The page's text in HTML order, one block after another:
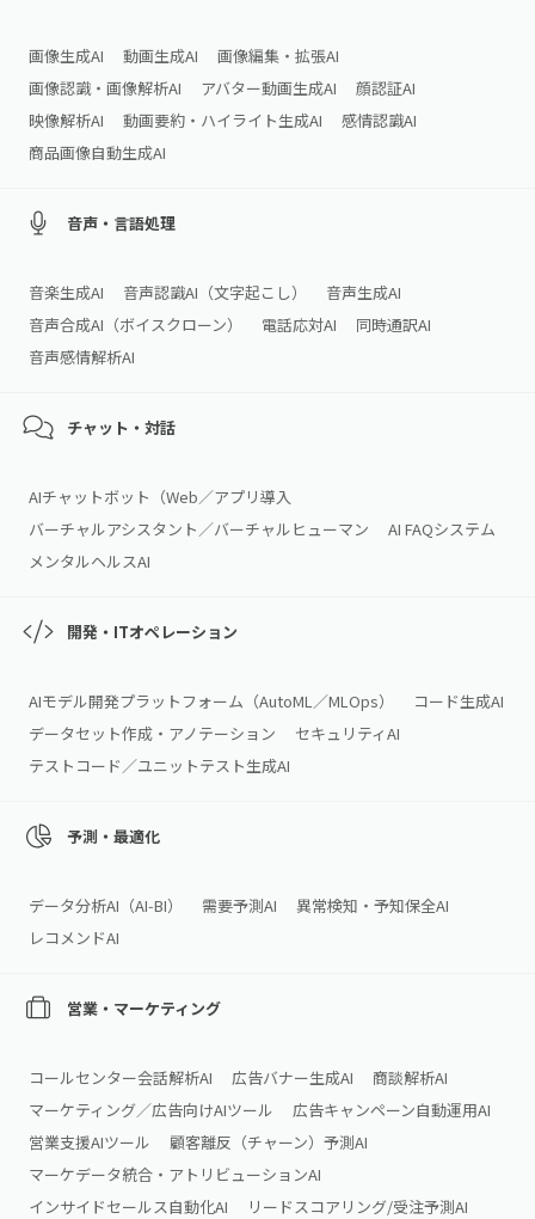
画像生成AI 動画生成AI
画像編集・拡張AI
画像認識・画像解析AI
アバター動画生成AI
顔認証AI
映像解析AI
動画要約・ハイライト生成AI
感情認識AI
商品画像自動生成AI
音声・言語処理
音楽生成AI 音声認識AI（文字起こし）
音声生成AI
音声合成AI（ボイスクローン）
電話応対AI
同時通訳AI
音声感情解析AI
チャット・対話
AIチャットボット（Web／アプリ導入
バーチャルアシスタント／バーチャルヒューマン
AI FAQシステム
メンタルヘルスAI
開発・ITオペレーション
AIモデル開発プラットフォーム（AutoML／MLOps）
コード生成AI
データセット作成・アノテーション
セキュリティAI
テストコード／ユニットテスト生成AI
予測・最適化
データ分析AI（AI‑BI） 需要予測AI
異常検知・予知保全AI
レコメンドAI
営業・マーケティング
コールセンター会話解析AI 広告バナー生成AI
商談解析AI
マーケティング／広告向けAIツール
広告キャンペーン自動運用AI
営業支援AIツール
顧客離反（チャーン）予測AI
マーケデータ統合・アトリビューションAI
インサイドセールス自動化AI
リードスコアリング/受注予測AI